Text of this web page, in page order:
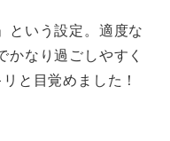
という設定。適度な
かなり過ごしやすく
と目覚めました！